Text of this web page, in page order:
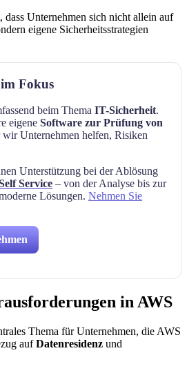
Unternehmen sich nicht allein auf
eigene Sicherheitsstrategien
Fokus
beim Thema IT-Sicherheit.
eigene Software zur Prüfung von
wir Unternehmen helfen, Risiken
Unterstützung bei der Ablösung
Service – von der Analyse bis zur
Lösungen. Nehmen Sie
in AWS
Thema für Unternehmen, die AWS
aufDatenresidenz und